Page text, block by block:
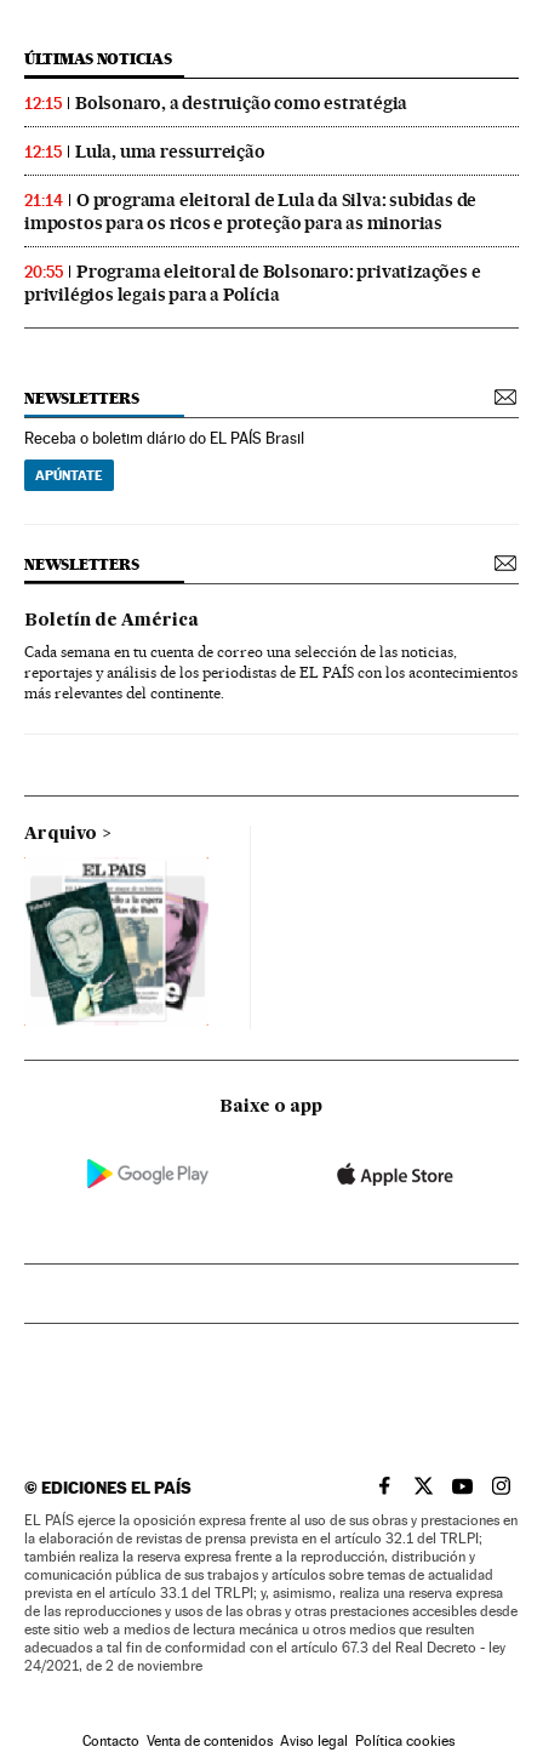
ÚLTIMAS NOTICIAS
12:15 Bolsonaro, a destruição como estratégia
12:15 Lula, uma ressurreição
21:14
O programa eleitoral de Lula da Silva: subidas de
impostos para os ricos e proteção para as minorias
20:55
Programa eleitoral de Bolsonaro: privatizações e
privilégios legais para a Polícia
NEWSLETTERS
Receba o boletim diário do EL PAÍS Brasil
APÚNTATE
NEWSLETTERS
Boletín de América
Cada semana en tu cuenta de correo una selección de las noticias,
reportajes y análisis de los periodistas de EL PAÍS con los acontecimientos
más relevantes del continente.
Arquivo
Baixe o app
©EDICIONES EL PAÍS EL PAÍS BRASIL EN
EL PAÍSEL PAÍS
EL
EL PAÍS ejerce la oposición expresa frente al uso de sus obras y prestaciones en
la elaboración de revistas de prensa prevista en el artículo 32.1 del TRLPI;
también realiza la reserva expresa frente a la reproducción, distribución y
comunicación pública de sus trabajos y artículos sobre temas de actualidad
prevista en el artículo 33.1 del TRLPI; y, asimismo, realiza una reserva expresa
de las reproducciones y usos de las obras y otras prestaciones accesibles desde
este sitio web a medios de lectura mecánica u otros medios que resulten
adecuados a tal fin de conformidad con el artículo 67.3 del Real Decreto - ley
24/2021, de 2 de noviembre
Contacto Venta de contenidos Aviso legal Política cookies